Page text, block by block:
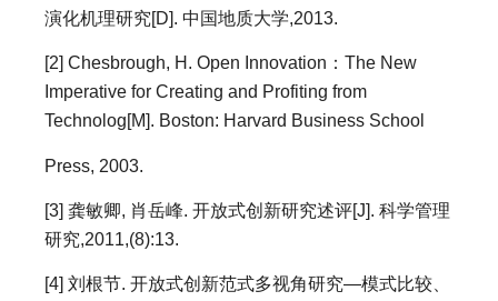
演化机理研究[D]. 中国地质大学,2013.
[2] Chesbrough, H. Open Innovation：The New
Imperative for Creating and Profiting from
Technolog[M]. Boston: Harvard Business School
Press, 2003.
[3] 龚敏卿, 肖岳峰. 开放式创新研究述评[J]. 科学管理
研究,2011,(8):13.
[4] 刘根节. 开放式创新范式多视角研究—模式比较、